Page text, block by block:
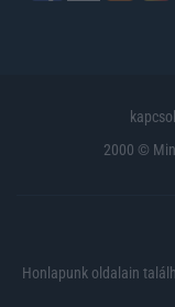
2000 ©
Honlapunk oldalain